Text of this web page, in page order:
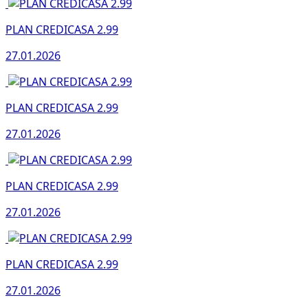
PLAN CREDICASA 2.99
27.01.2026
PLAN CREDICASA 2.99
27.01.2026
PLAN CREDICASA 2.99
27.01.2026
PLAN CREDICASA 2.99
27.01.2026